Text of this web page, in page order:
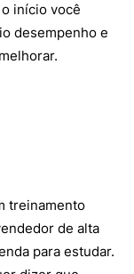
início você
desempenho e
treinamento
de alta
para estudar.